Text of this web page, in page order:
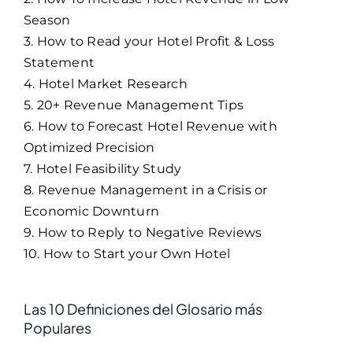
Season
3. How to Read your Hotel Profit & Loss
Statement
4. Hotel Market Research
5. 20+ Revenue Management Tips
6. How to Forecast Hotel Revenue with
Optimized Precision
7. Hotel Feasibility Study
8. Revenue Management in a Crisis or
Economic Downturn
9. How to Reply to Negative Reviews
10. How to Start your Own Hotel
Las 10 Definiciones del Glosario más
Populares